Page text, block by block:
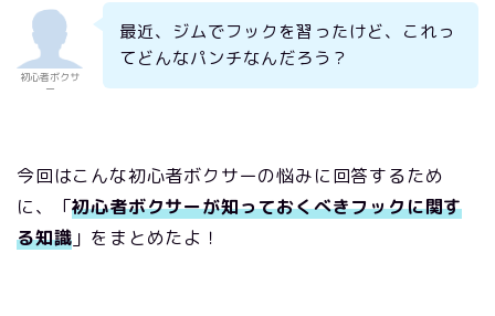
初心者ボクサ
ー
最近、ジムでフックを習ったけど、これっ
てどんなパンチなんだろう？
今回はこんな初心者ボクサーの悩みに回答するため
に、「初心者ボクサーが知っておくべきフックに関す
る知識 」をまとめたよ！